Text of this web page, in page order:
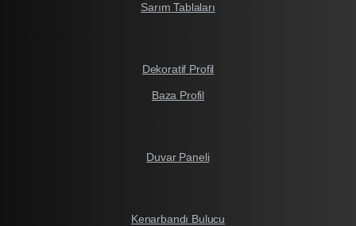
Sarım Tablaları
Dekoratif Profil
Baza Profil
Duvar Paneli
Kenarbandı Bulucu